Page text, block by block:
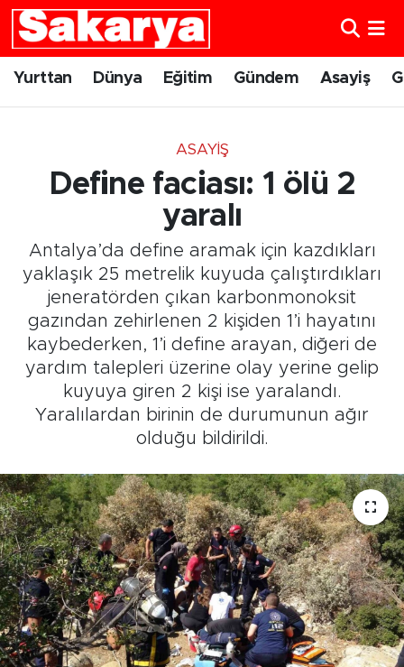
Yurttan Dünya Eğitim Gündem Asayiş
ASAYIŞ
Define faciası: 1 ölü 2
yaralı
Antalya’da define aramak için kazdıkları
yaklaşık 25 metrelik kuyuda çalıştırdıkları
jeneratörden çıkan karbonmonoksit
gazından zehirlenen 2 kişiden 1’i hayatını
kaybederken, 1’i define arayan, diğeri de
yardım talepleri üzerine olay yerine gelip
kuyuya giren 2 kişi ise yaralandı.
Yaralılardan birinin de durumunun ağır
olduğu bildirildi.
Yurttan
Eskişehirspor
Spor
Sağlık
Kültür Sanat
Resmi İlanlar
Söyleşi
Foto Şaka
Teknoloji
Eskişehir Nöbetçi Eczaneler
Eskişehir Namaz Vakitleri
Eskişehir Trafik Yoğunluk Haritası
Süper Lig Puan Durumu ve Fikstür
Tüm Manşetler
Son Dakika Haberleri
Haber Arşivi